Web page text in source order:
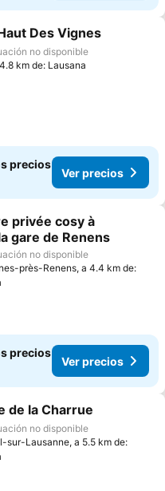
a favoritos
Des Vignes
no disponible
km de: Lausana
precios
Ver precios
a favoritos
privée cosy à
gare de Renens
no disponible
près-Renens, a 4.4 km de:
precios
Ver precios
a favoritos
de la Charrue
no disponible
sur-Lausanne, a 5.5 km de: